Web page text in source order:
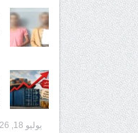
يوليو 18, 2026